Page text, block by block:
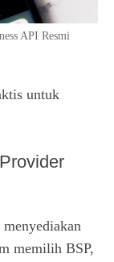
API Resmi
untuk
memilih BSP,